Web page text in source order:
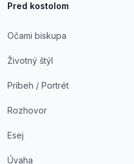
Pred kostolom
Očami biskupa
Životný štýl
Príbeh / Portrét
Rozhovor
Esej
Úvaha